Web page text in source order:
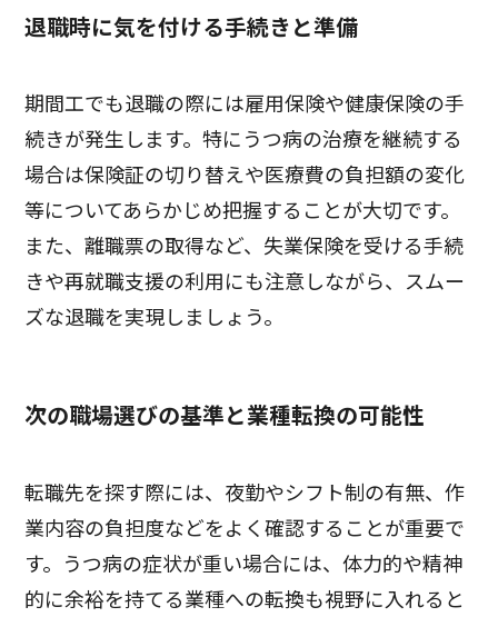
退職時に気を付ける手続きと準備
期間工でも退職の際には雇用保険や健康保険の手
続きが発生します。特にうつ病の治療を継続する
場合は保険証の切り替えや医療費の負担額の変化
等についてあらかじめ把握することが大切です。
また、離職票の取得など、失業保険を受ける手続
きや再就職支援の利用にも注意しながら、スムー
ズな退職を実現しましょう。
次の職場選びの基準と業種転換の可能性
転職先を探す際には、夜勤やシフト制の有無、作
業内容の負担度などをよく確認することが重要で
す。うつ病の症状が重い場合には、体力的や精神
的に余裕を持てる業種への転換も視野に入れると